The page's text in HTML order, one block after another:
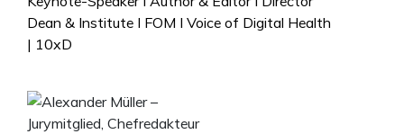
Dean & Institute I FOM I Voice of Digital Health
| 10xD